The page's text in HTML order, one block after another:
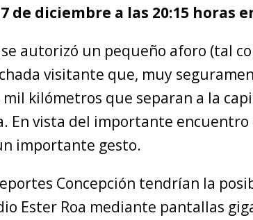
de diciembre a las 20:15 horas
autorizó un pequeño aforo (tal
visitante que, muy
mil kilómetros que separan a la
En vista del importante encuentro
importante gesto.
Concepción tendrían la
Ester Roa mediante pantallas